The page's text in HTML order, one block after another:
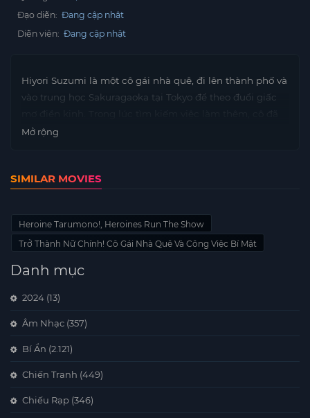
Đạo diễn: Đang cập nhật
Diễn viên: Đang cập nhật
Hiyori Suzumi là một cô gái nhà quê, đi lên thành phố và
vào trung học Sakuragaoka tại Tokyo để theo đuổi giấc
trở thành quản lý tập sự của hai người bạn cùng lớp là
những khó khăn và cách mà Hiyori vượt qua trong việc
việc hỗ trợ hai người bạn là Idol của mình.
Mở rộng
SIMILAR MOVIES
Heroine Tarumono!, Heroines Run The Show
Trở Thành Nữ Chính! Cô Gái Nhà Quê Và Công Việc Bí Mật
Danh mục
2024 (13)
Âm Nhạc (357)
Bí Ẩn (2.121)
Chiến Tranh (449)
Chiếu Rạp (346)